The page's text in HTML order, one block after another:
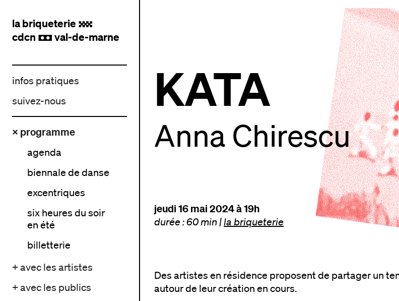
la briqueterie .
cdcn , val-de-marne
infos pratiques
suivez-nous
× programme
agenda
biennale de danse
excentriques
six heures du soir
en été
billetterie
+ avec les artistes
+ avec les publics
KATA
Anna Chirescu
jeudi 16 mai 2024 à 19h
durée : 60 min | la briqueterie
Des artistes en résidence proposent de partager un
autour de leur création en cours.